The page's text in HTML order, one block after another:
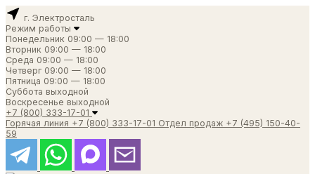
г. Электросталь
Режим работы
Понедельник 09:00 — 18:00
Вторник 09:00 — 18:00
Среда 09:00 — 18:00
Четверг 09:00 — 18:00
Пятница 09:00 — 18:00
Суббота выходной
Воскресенье выходной
+7 (800) 333-17-01
Горячая линия +7 (800) 333-17-01 Отдел продаж +7 (495) 150-40-
59